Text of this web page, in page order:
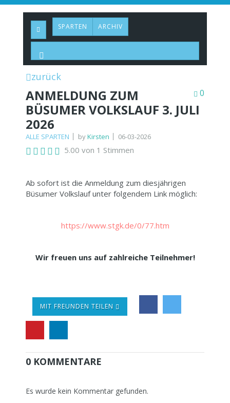
SPARTEN ARCHIV
zurück
0
ANMELDUNG ZUM
BÜSUMER VOLKSLAUF 3. JULI
2026
ALLE SPARTEN byKirsten 06-03-2026
5.00 von 1 Stimmen
Ab sofort ist die Anmeldung zum diesjährigen
Büsumer Volkslauf unter folgendem Link möglich:
https://www.stgk.de/0/77.htm
Wir freuen uns auf zahlreiche Teilnehmer!
MIT FREUNDEN TEILEN
0 KOMMENTARE
Es wurde kein Kommentar gefunden.